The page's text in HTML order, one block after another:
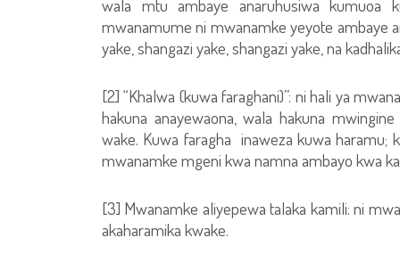
wala mtu ambaye anaruhusiwa
mwanamume ni mwanamke yeyote ambaye
yake, shangazi yake, shangazi yake, na
[2] “Khalwa (kuwa faraghani)”: ni hali ya
hakuna anayewaona, wala hakuna
wake. Kuwa faragha inaweza kuwa haramu;
mwanamke mgeni kwa namna ambayo kwa
[3] Mwanamke aliyepewa talaka kamili: ni
akaharamika kwake.